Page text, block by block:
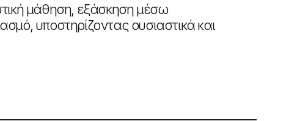
μάθηση, εξάσκηση μέσω
υποστηρίζοντας ουσιαστικά και